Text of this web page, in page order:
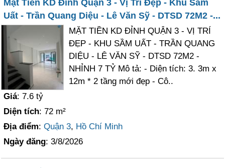
Mặt Tiền KD Đỉnh Quận 3 - Vị Trí Đẹp - Khu Sầm
Uất - Trần Quang Diệu - Lê Văn Sỹ - DTSD 72M2 -...
MẶT TIỀN KD ĐỈNH QUẬN 3 - VỊ TRÍ
ĐẸP - KHU SẦM UẤT - TRẦN QUANG
DIỆU - LÊ VĂN SỸ - DTSD 72M2 -
NHỈNH 7 TỶ Mô tả: - Diện tích: 3. 3m x
12m * 2 tầng mới đẹp - Cô..
Giá: 7.6 tỷ
Diện tích: 72 m²
Địa điểm:Quận 3, Hồ Chí Minh
Ngày đăng: 3/8/2026